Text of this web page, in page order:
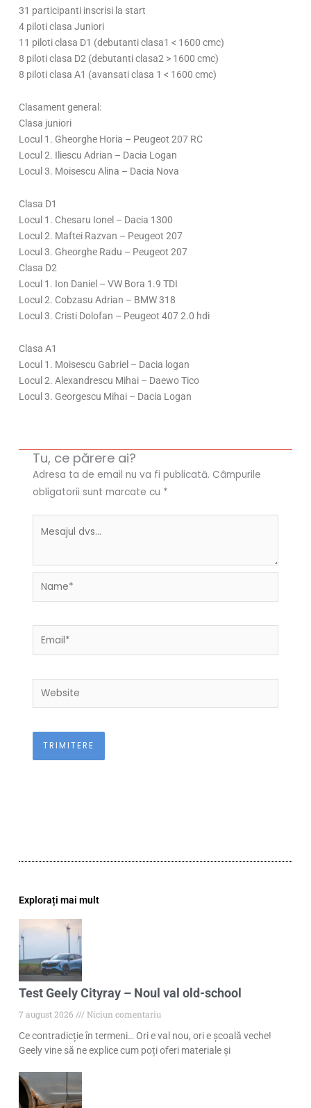
31 participanti inscrisi la start
4 piloti clasa Juniori
11 piloti clasa D1 (debutanti clasa1 < 1600 cmc)
8 piloti clasa D2 (debutanti clasa2 > 1600 cmc)
8 piloti clasa A1 (avansati clasa 1 < 1600 cmc)
Clasament general:
Clasa juniori
Locul 1. Gheorghe Horia – Peugeot 207 RC
Locul 2. Iliescu Adrian – Dacia Logan
Locul 3. Moisescu Alina – Dacia Nova
Clasa D1
Locul 1. Chesaru Ionel – Dacia 1300
Locul 2. Maftei Razvan – Peugeot 207
Locul 3. Gheorghe Radu – Peugeot 207
Clasa D2
Locul 1. Ion Daniel – VW Bora 1.9 TDI
Locul 2. Cobzasu Adrian – BMW 318
Locul 3. Cristi Dolofan – Peugeot 407 2.0 hdi
Clasa A1
Locul 1. Moisescu Gabriel – Dacia logan
Locul 2. Alexandrescu Mihai – Daewo Tico
Locul 3. Georgescu Mihai – Dacia Logan
Tu, ce părere ai?
Adresa ta de email nu va fi publicată. Câmpurile
obligatorii sunt marcate cu *
Name*
Email*
Website
Explorați mai mult
Test Geely Cityray – Noul val old-school
7 august 2026
Niciun comentariu
Ce contradicție în termeni… Ori e val nou, ori e școală veche!
Geely vine să ne explice cum poți oferi materiale și